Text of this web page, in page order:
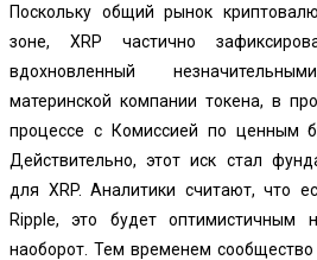
Поскольку общий рынок
зоне, XRP частично
вдохновленный
материнской компании токена, в
процессе с Комиссией по ценным
Действительно, этот иск стал
для XRP. Аналитики считают, что
Ripple, это будет оптимистичным
наоборот. Тем временем сообщество